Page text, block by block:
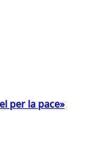
per la pace»